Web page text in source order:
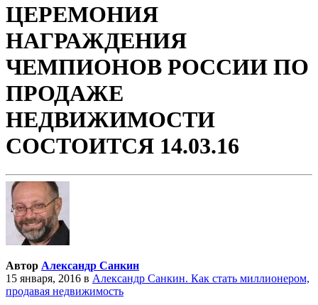
ЦЕРЕМОНИЯ
НАГРАЖДЕНИЯ
ЧЕМПИОНОВ РОССИИ ПО
ПРОДАЖЕ
НЕДВИЖИМОСТИ
СОСТОИТСЯ 14.03.16
Автор Александр Санкин
15 января, 2016 в Александр Санкин. Как стать миллионером,
продавая недвижимость